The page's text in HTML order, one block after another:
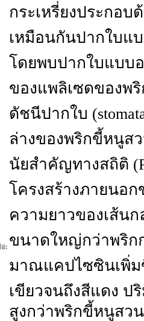
:
กระเหรี่ยงประกอ
เหมือนกันปากใบแ
โดยพบปากใบแบบ
ของแพลิเซดของพ
ดัชนีปากใบ
ล่างของพริกขี้หนูส
นัยสำคัญทางสถิติ
โครงสร้างภายนอ
ความยาวของเส้น
ขนาดใหญ่กว่าพริก
มาณแคปไซซินเพิ่ม
เขียวจนถึงสีแดง
สูงกว่าพริกขี้หนูสวน